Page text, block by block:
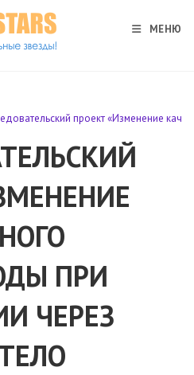
МЕНЮ
проект «Изменение
ПРИ
ЧЕРЕЗ